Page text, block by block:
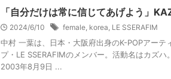
b
o
o
「自分だけは常に信じてあげよう」
2024/6/10 female, korea, LE SSERAFIM
中村 一葉は、日本・大阪府出身のK-POPアー
プ・LE SSERAFIMのメンバー。活動名はカズ
2003年8月9日 ...